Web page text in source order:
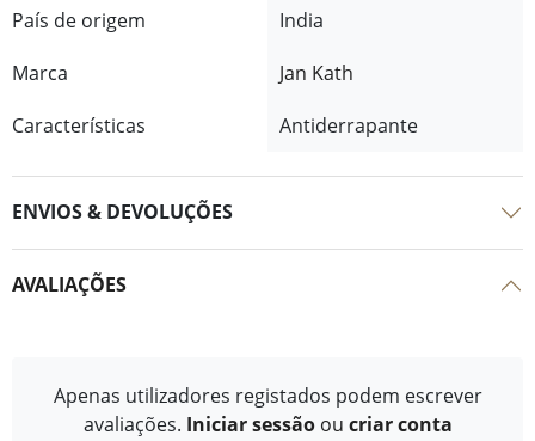
País de origem
India
Marca
Jan Kath
Características
Antiderrapante
ENVIOS & DEVOLUÇÕES
AVALIAÇÕES
Apenas utilizadores registados podem escrever
avaliações. Iniciar sessão ou criar conta